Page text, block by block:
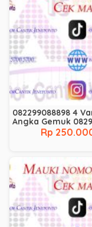
082299088898 4
Angka Gemuk 0829
Rp